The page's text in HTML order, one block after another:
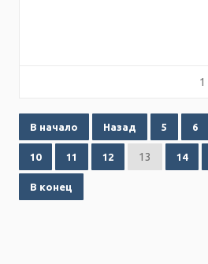
В начало Назад 5 6
10 11 12 13 14
В конец